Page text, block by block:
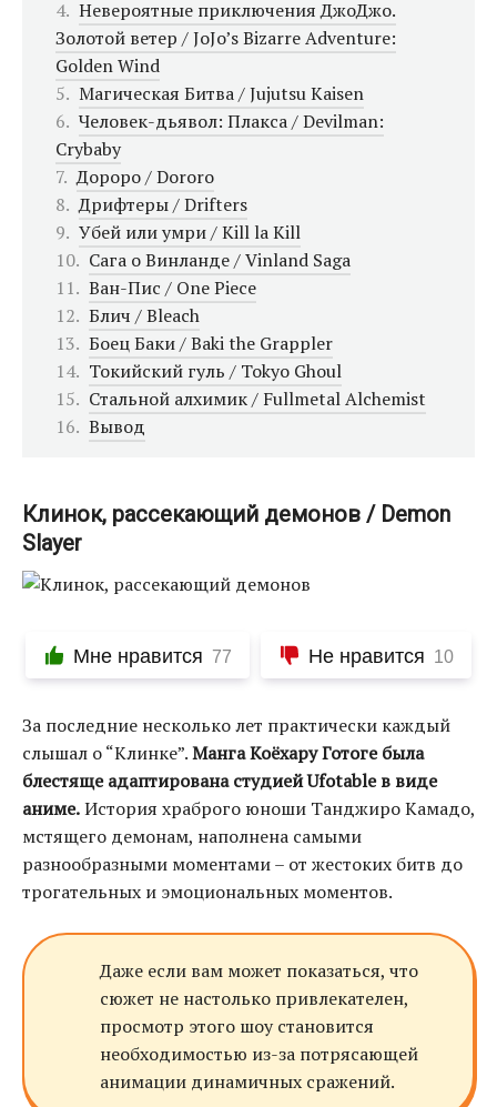
Невероятные приключения ДжоДжо.
Золотой ветер / JoJo’s Bizarre Adventure:
Golden Wind
Магическая Битва / Jujutsu Kaisen
Человек-дьявол: Плакса / Devilman:
Crybaby
Дороро / Dororo
Дрифтеры / Drifters
Убей или умри / Kill la Kill
Сага о Винланде / Vinland Saga
Ван-Пис / One Piece
Блич / Bleach
Боец Баки / Baki the Grappler
Токийский гуль / Tokyo Ghoul
Стальной алхимик / Fullmetal Alchemist
Вывод
Клинок, рассекающий демонов / Demon
Slayer
Мне нравится 77 Не нравится 10
За последние несколько лет практически каждый
слышал о “Клинке”.Манга Коёхару Готоге была
блестяще адаптирована студией Ufotable в виде
аниме.История храброго юноши Танджиро Камадо,
мстящего демонам, наполнена самыми
разнообразными моментами – от жестоких битв до
трогательных и эмоциональных моментов.
Даже если вам может показаться, что
сюжет не настолько привлекателен,
просмотр этого шоу становится
необходимостью из-за потрясающей
анимации динамичных сражений.